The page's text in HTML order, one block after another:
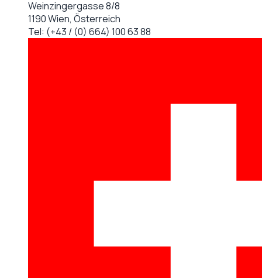
Weinzingergasse 8/8
1190 Wien, Österreich
Tel: (+43 / (0) 664) 100 63 88